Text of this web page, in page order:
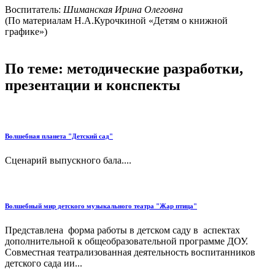
Воспитатель: Шиманская Ирина Олеговна
(По материалам Н.А.Курочкиной «Детям о книжной
графике»)
По теме: методические разработки,
презентации и конспекты
Волшебная планета "Детский сад"
Сценарий выпускного бала....
Волшебный мир детского музыкального театра "Жар птица"
Представлена форма работы в детском саду в аспектах
дополнительной к общеобразовательной программе ДОУ.
Совместная театрализованная деятельность воспитанников
детского сада ии...